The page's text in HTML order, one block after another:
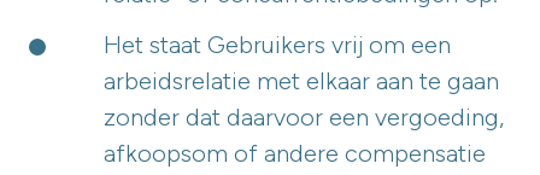
Het staat Gebruikers vrij om een
arbeidsrelatie met elkaar aan te gaan
zonder dat daarvoor een vergoeding,
afkoopsom of andere compensatie